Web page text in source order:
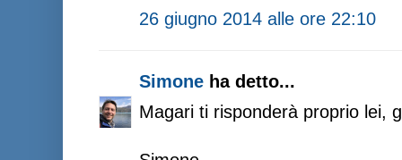
26 giugno 2014 alle ore 22:10
Simone ha detto...
Magari ti risponderà proprio lei,